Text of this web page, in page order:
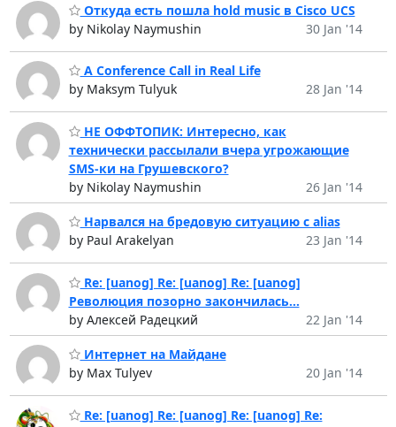
Откуда есть пошла hold music в Cisco UCS
by Nikolay Naymushin
30 Jan '14
A Conference Call in Real Life
by Maksym Tulyuk
28 Jan '14
НЕ ОФФТОПИК: Интересно, как
технически рассылали вчера угрожающие
SMS-ки на Грушевского?
by Nikolay Naymushin
26 Jan '14
Нарвался на бредовую ситуацию с alias
by Paul Arakelyan
23 Jan '14
Re: [uanog] Re: [uanog] Re: [uanog]
Революция позорно закончилась...
by Алексей Радецкий
22 Jan '14
Интернет на Майдане
by Max Tulyev
20 Jan '14
Re: [uanog] Re: [uanog] Re: [uanog] Re: